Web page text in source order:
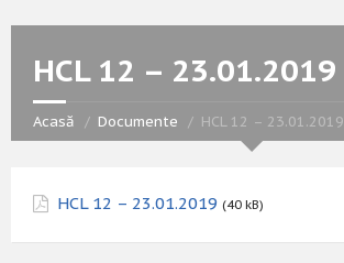
HCL 12 – 23.01.2019
Acasă Documente HCL 12 – 23.01.2019
HCL 12 – 23.01.2019 (40 kB)